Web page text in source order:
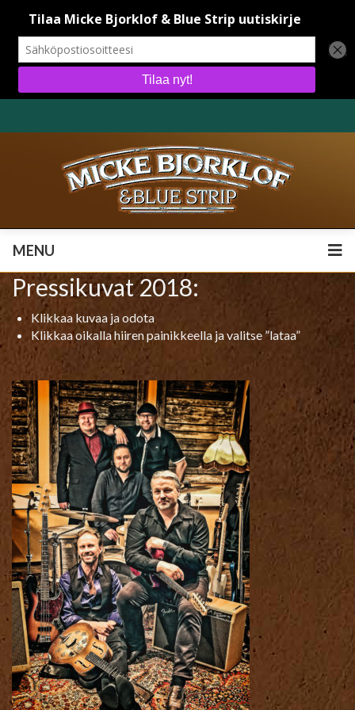
MENU
Pressikuvat 2018:
Klikkaa kuvaa ja odota
Klikkaa oikalla hiiren painikkeella ja valitse ”lataa”
MENU